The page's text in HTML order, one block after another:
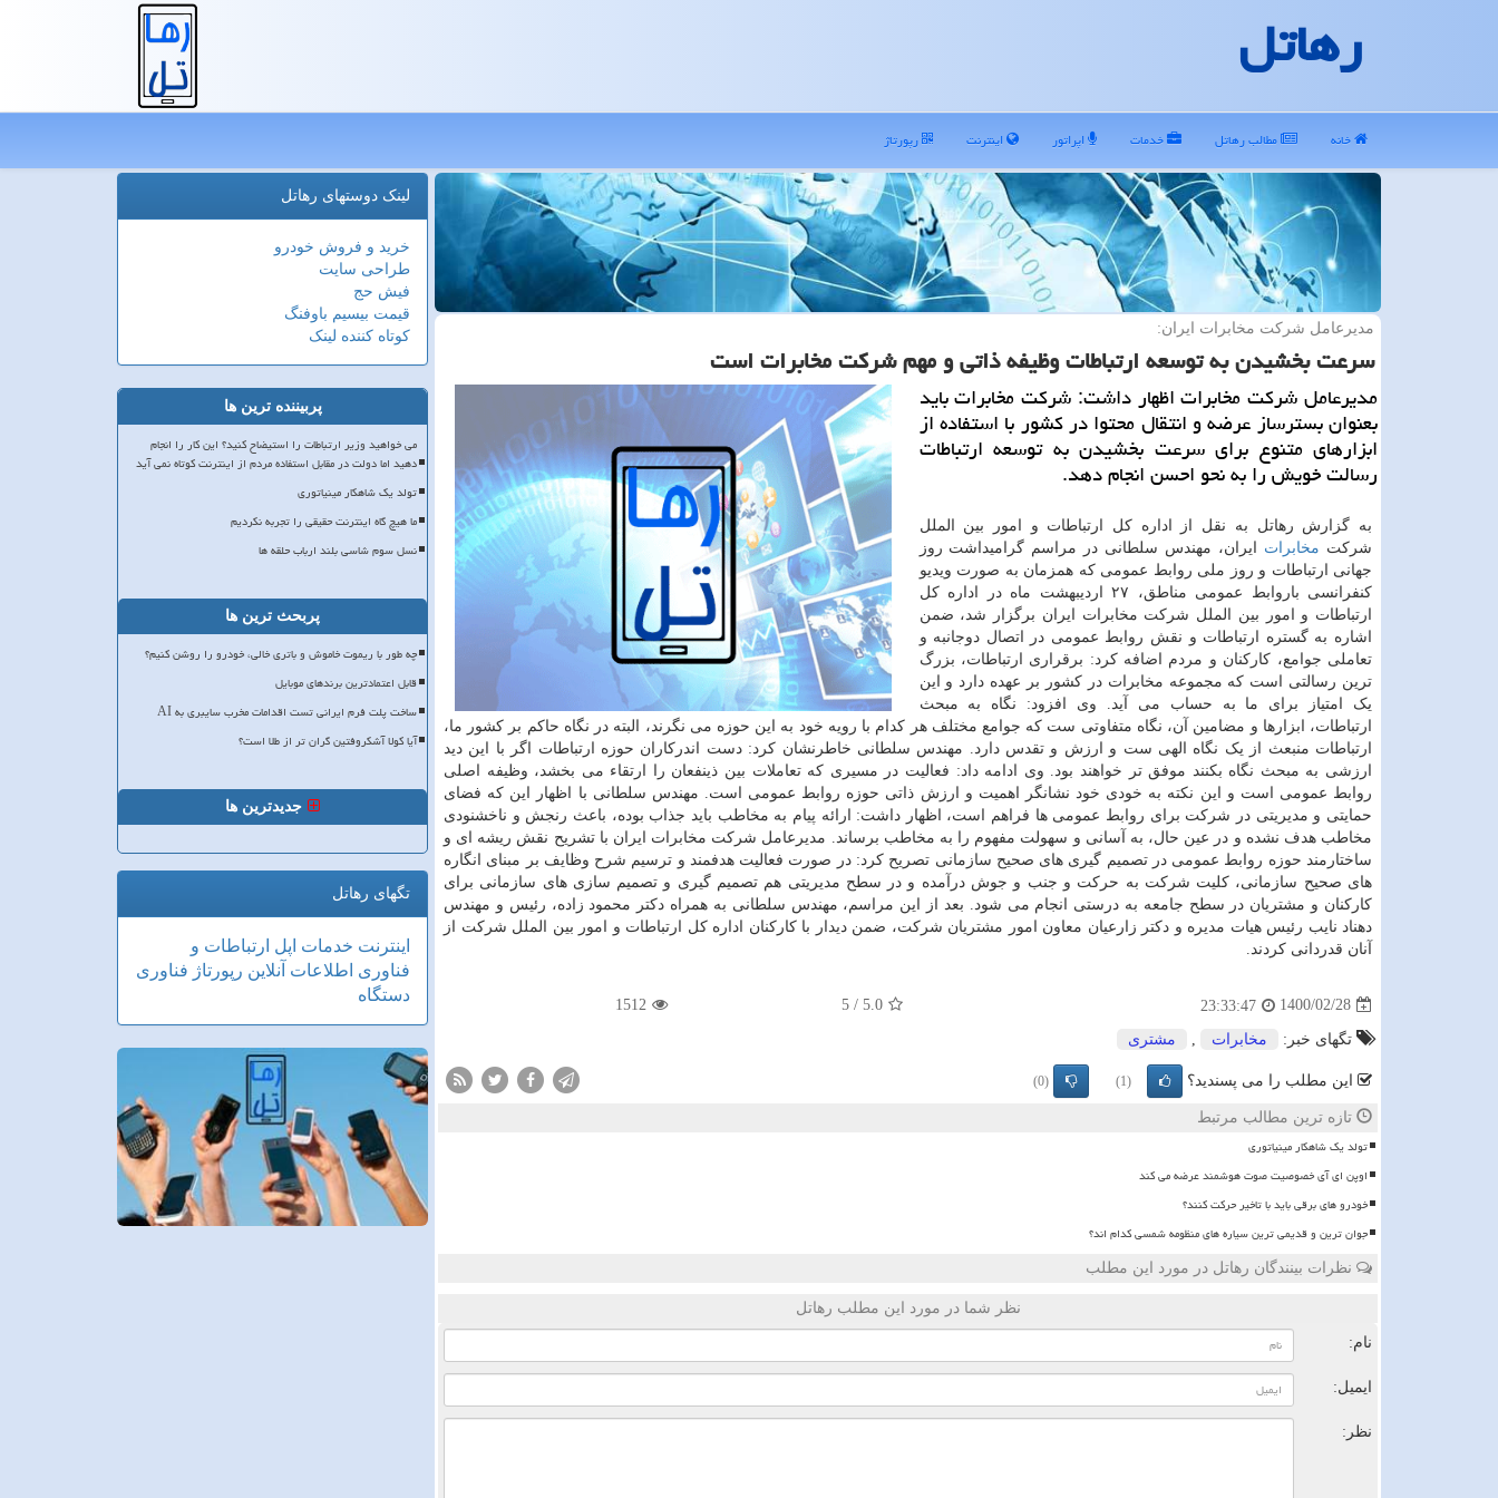
رهاتل
خانه مطالب رهاتل خدمات اپراتور اینترنت رپورتاژ
مدیرعامل شركت مخابرات ایران:
سرعت بخشیدن به توسعه ارتباطات وظیفه ذاتی و مهم شركت مخابرات است
مدیرعامل شرکت مخابرات اظهار داشت: شرکت مخابرات باید
بعنوان بسترساز عرضه و انتقال محتوا در کشور با استفاده از
ابزارهای متنوع برای سرعت بخشیدن به توسعه ارتباطات
رسالت خویش را به نحو احسن انجام دهد.
به گزارش رهاتل به نقل از اداره کل ارتباطات و امور بین الملل
شرکت مخابرات ایران، مهندس سلطانی در مراسم گرامیداشت روز
جهانی ارتباطات و روز ملی روابط عمومی که همزمان به صورت ویدیو
کنفرانسی باروابط عمومی مناطق، ۲۷ اردیبهشت ماه در اداره کل
ارتباطات و امور بین الملل شرکت مخابرات ایران برگزار شد، ضمن
اشاره به گستره ارتباطات و نقش روابط عمومی در اتصال دوجانبه و
تعاملی جوامع، کارکنان و مردم اضافه کرد: برقراری ارتباطات، بزرگ
ترین رسالتی است که مجموعه مخابرات در کشور بر عهده دارد و این
یک امتیاز برای ما به حساب می آید. وی افزود: نگاه به مبحث
ارتباطات، ابزارها و مضامین آن، نگاه متفاوتی ست که جوامع مختلف هر کدام با رویه خود به این حوزه می نگرند، البته در نگاه حاکم بر کشور ما،
ارتباطات منبعث از یک نگاه الهی ست و ارزش و تقدس دارد. مهندس سلطانی خاطرنشان کرد: دست اندرکاران حوزه ارتباطات اگر با این دید
ارزشی به مبحث نگاه بکنند موفق تر خواهند بود. وی ادامه داد: فعالیت در مسیری که تعاملات بین ذینفعان را ارتقاء می بخشد، وظیفه اصلی
روابط عمومی است و این نکته به خودی خود نشانگر اهمیت و ارزش ذاتی حوزه روابط عمومی است. مهندس سلطانی با اظهار این که فضای
حمایتی و مدیریتی در شرکت برای روابط عمومی ها فراهم است، اظهار داشت: ارائه پیام به مخاطب باید جذاب بوده، باعث رنجش و ناخشنودی
مخاطب هدف نشده و در عین حال، به آسانی و سهولت مفهوم را به مخاطب برساند. مدیرعامل شرکت مخابرات ایران با تشریح نقش ریشه ای و
ساختارمند حوزه روابط عمومی در تصمیم گیری های صحیح سازمانی تصریح کرد: در صورت فعالیت هدفمند و ترسیم شرح وظایف بر مبنای انگاره
های صحیح سازمانی، کلیت شرکت به حرکت و جنب و جوش درآمده و در سطح مدیریتی هم تصمیم گیری و تصمیم سازی های سازمانی برای
کارکنان و مشتریان در سطح جامعه به درستی انجام می شود. بعد از این مراسم، مهندس سلطانی به همراه دکتر محمود زاده، رئیس و مهندس
دهناد نایب رئیس هیات مدیره و دکتر زارعیان معاون امور مشتریان شرکت، ضمن دیدار با کارکنان اداره کل ارتباطات و امور بین الملل شرکت از
آنان قدردانی کردند.
1400/02/28
23:33:47
5.0
/
5
1512
تگهای خبر: مخابرات مشتری
این مطلب را می پسندید؟ (1)
(0)
تازه ترین مطالب مرتبط
تولد یک شاهکار مینیاتوری
اوپن ای آی خصوصیت صوت هوشمند عرضه می کند
خودرو های برقی باید با تاخیر حرکت کنند؟
جوان ترین و قدیمی ترین سیاره های منظومه شمسی کدام اند؟
نظرات بینندگان رهاتل در مورد این مطلب
نظر شما در مورد این مطلب رهاتل
نام:
ایمیل:
نظر:
لینک دوستهای رهاتل
خرید و فروش خودرو
طراحی سایت
فیش حج
قیمت بیسیم باوفنگ
کوتاه کننده لینک
پربیننده ترین ها
می خواهید وزیر ارتباطات را استیضاح کنید؟ این کار را انجام
دهید اما دولت در مقابل استفاده مردم از اینترنت کوتاه نمی آید
تولد یک شاهکار مینیاتوری
ما هیچ گاه اینترنت حقیقی را تجربه نکردیم
نسل سوم شاسی بلند ارباب حلقه ها
پربحث ترین ها
چه طور با ریموت خاموش و باتری خالی، خودرو را روشن کنیم؟
قابل اعتمادترین برندهای موبایل
ساخت پلت فرم ایرانی تست اقدامات مخرب سایبری به AI
آیا کولا آشکروفتین گران تر از طلا است؟
جدیدترین ها
تگهای رهاتل
اینترنت خدمات اپل ارتباطات و
فناوری اطلاعات آنلاین رپورتاژ فناوری
دستگاه